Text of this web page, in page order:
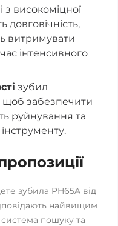
з високоміцної
довговічність,
витримувати
інтенсивного
зубил
щоб забезпечити
руйнування та
зубила PH65A від
найвищим
пошуку та